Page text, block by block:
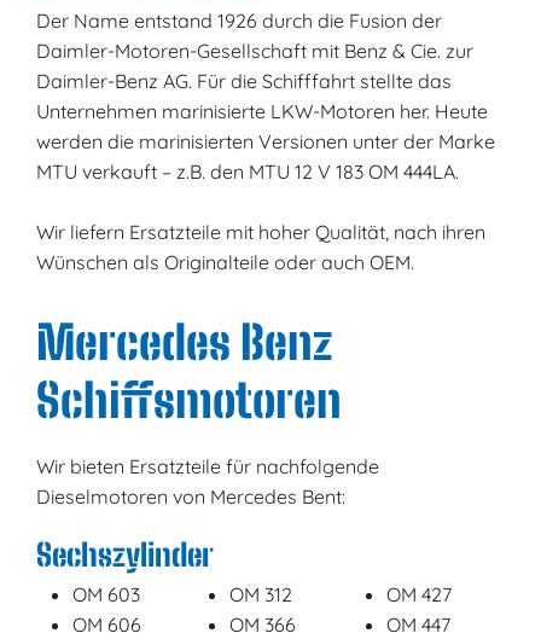
Der Name entstand 1926 durch die Fusion der
Daimler-Motoren-Gesellschaft mit Benz & Cie. zur
Daimler-Benz AG. Für die Schifffahrt stellte das
Unternehmen marinisierte LKW-Motoren her. Heute
werden die marinisierten Versionen unter der Marke
MTU verkauft – z.B. den MTU 12 V 183 OM 444LA.
Wir liefern Ersatzteile mit hoher Qualität, nach ihren
Wünschen als Originalteile oder auch OEM.
Mercedes Benz
Schiffsmotoren
Wir bieten Ersatzteile für nachfolgende
Dieselmotoren von Mercedes Bent:
Sechszylinder
OM 603
OM 606
OM 312
OM 366
OM 427
OM 447